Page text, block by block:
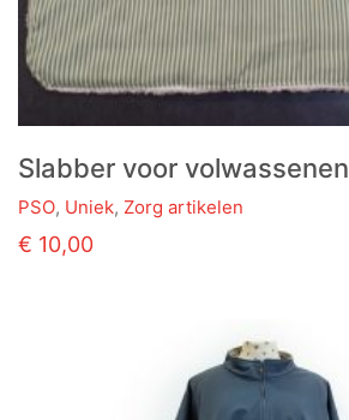
Slabber voor volwassenen
PSO, Uniek, Zorg artikelen
€ 10,00